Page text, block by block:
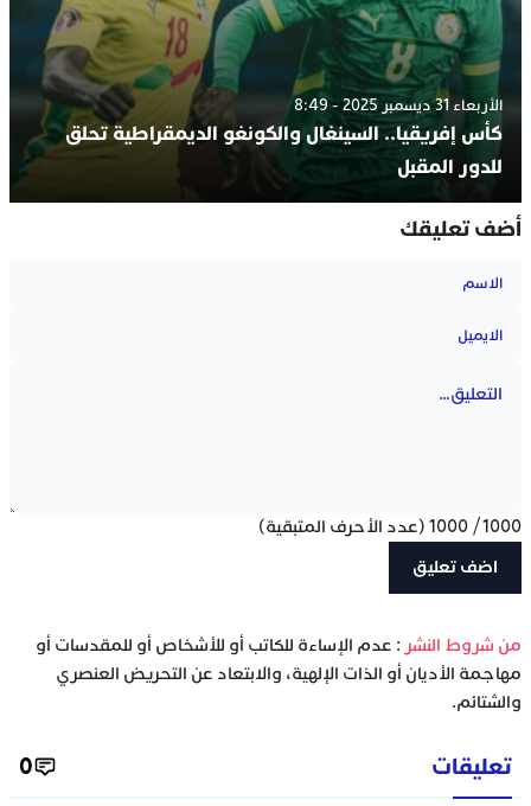
الأربعاء 31 ديسمبر 2025 - 8:49
كأس إفريقيا.. السينغال والكونغو الديمقراطية تحلق
للدور المقبل
أضف تعليقك
1000
/
1000 (عدد الأحرف المتبقية)
‫من شروط النشر : عدم الإساءة للكاتب أو للأشخاص أو للمقدسات أو
مهاجمة الأديان أو الذات الإلهية، والابتعاد عن التحريض العنصري
والشتائم.
تعليقات 0